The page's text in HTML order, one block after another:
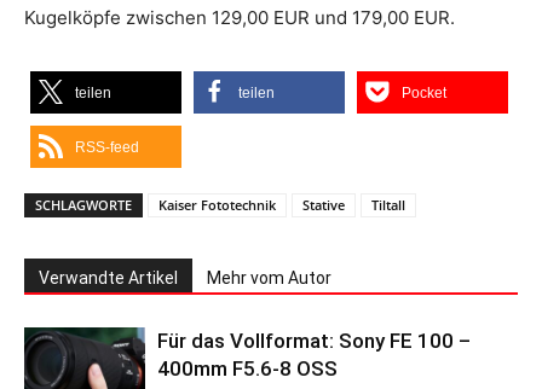
Kugelköpfe zwischen 129,00 EUR und 179,00 EUR.
teilen teilen Pocket
RSS-feed
SCHLAGWORTE Kaiser Fototechnik Stative Tiltall
Verwandte Artikel Mehr vom Autor
Für das Vollformat: Sony FE 100 –
400mm F5.6-8 OSS